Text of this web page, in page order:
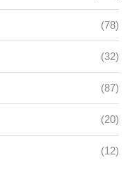
(78)
(32)
(87)
(20)
(12)